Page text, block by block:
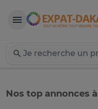
Nos top annonces